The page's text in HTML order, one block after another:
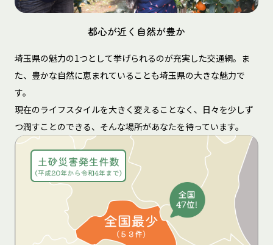
都心が近く自然が豊か
埼玉県の魅力の1つとして挙げられるのが充実した交通網。ま
た、豊かな自然に恵まれていることも埼玉県の大きな魅力で
す。
現在のライフスタイルを大きく変えることなく、日々を少しず
つ潤すことのできる、そんな場所があなたを待っています。